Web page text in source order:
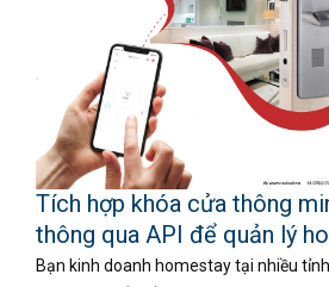
Tích hợp khóa cửa thông
thông qua API để quản lý
Bạn kinh doanh homestay tại nhiều